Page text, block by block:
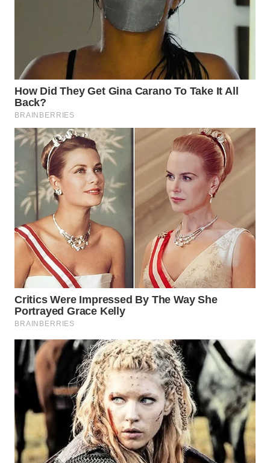
GORONTALO
WN
SULUT
WN
MALUKU
WN
MALUT
WN
DAIRI
WN
DANAU
TOBA
WN
NIAS
WN
LANGKAT
WN
TAPANULI